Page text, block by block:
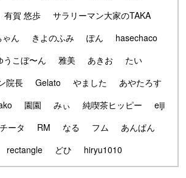
有賀 悠歩
サラリーマン大家のTAKA
ん
きよのふみ ぽん
hasechaco
うこぼ〜ん 雅美 あきお
たい
院長
Gelato やました
あやたろす
園園 みぃ 純喫茶ヒッピー
eiji
ータ RM なる フム
あんぱん
rectangle どひ hiryu1010